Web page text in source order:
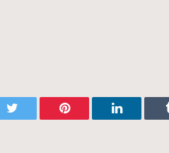
Twitter Pinterest LinkedIn